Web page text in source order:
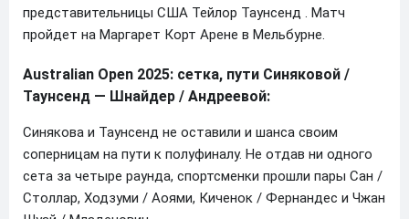
представительницы США Тейлор Таунсенд . Матч
пройдет на Маргарет Корт Арене в Мельбурне.
Australian Open 2025: сетка, пути Синяковой /
Таунсенд — Шнайдер / Андреевой:
Синякова и Таунсенд не оставили и шанса своим
соперницам на пути к полуфиналу. Не отдав ни одного
сета за четыре раунда, спортсменки прошли пары Сан /
Столлар, Ходзуми / Аоями, Киченок / Фернандес и Чжан